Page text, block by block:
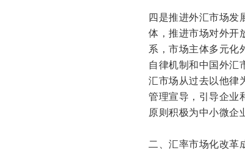
四是推进外汇市场发
体，推进市场对外开
系，市场主体多元化
自律机制和中国外汇
汇市场从过去以他律
管理宣导，引导企业
原则积极为中小微企
二、汇率市场化改革